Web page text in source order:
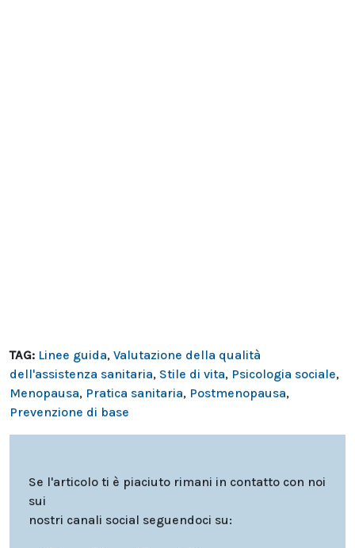
TAG: Linee guida, Valutazione della qualità
dell'assistenza sanitaria, Stile di vita, Psicologia sociale,
Menopausa, Pratica sanitaria, Postmenopausa,
Prevenzione di base
Se l'articolo ti è piaciuto rimani in contatto con noi
sui
nostri canali social seguendoci su: